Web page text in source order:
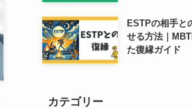
ESTPの相手と
せる方法｜
た復縁ガイド
カテゴリー